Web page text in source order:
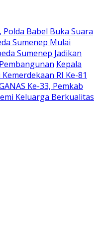
Babel Buka Suara
Sumenep Mulai
Sumenep Jadikan
Kepala
RI Ke-81
Ke-33, Pemkab
Keluarga Berkualitas